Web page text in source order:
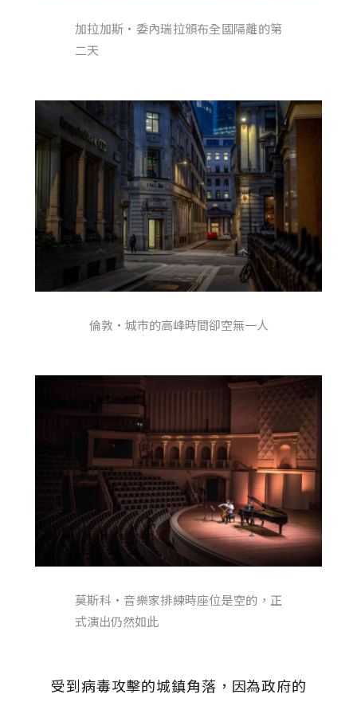
加拉加斯・委內瑞拉頒布全國隔離的第
二天
倫敦・城市的高峰時間卻空無一人
莫斯科・音樂家排練時座位是空的，正
式演出仍然如此
受到病毒攻擊的城鎮角落，因為政府的